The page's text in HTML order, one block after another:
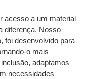
acesso a um material
diferença. Nosso
foi desenvolvido para
o mais
adaptamos
necessidades